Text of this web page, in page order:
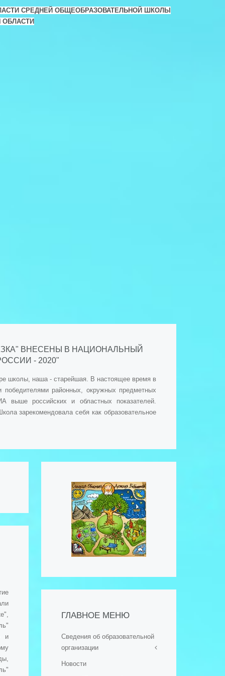
СРЕДНЕЙ ОБЩЕОБРАЗОВАТЕЛЬНОЙ ШКОЛЫ
ОБЛАСТИ
ВНЕСЕНЫ В НАЦИОНАЛЬНЫЙ
- 2020"
школы, наша - старейшая. В настоящее время в
районных, окружных предметных
выше российских и областных показателей.
зарекомендовала себя как образовательное
и
ГЛАВНОЕ МЕНЮ
Сведения об образовательной
организации
- Основные сведения
Новости